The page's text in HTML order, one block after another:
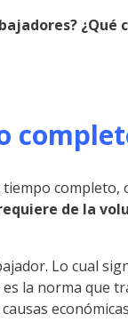
completo,
de la
Lo cual
la norma que